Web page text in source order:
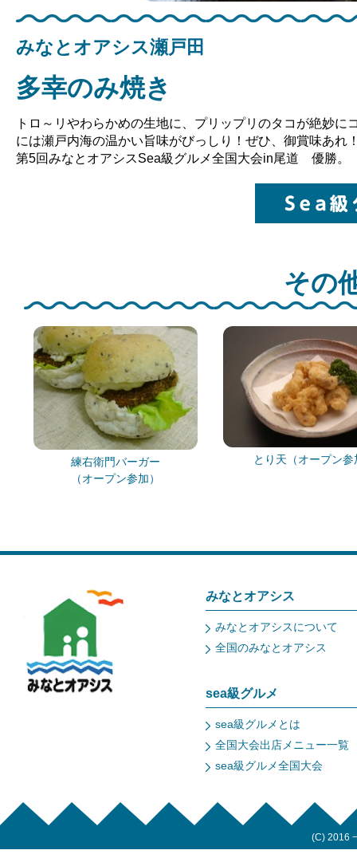
みなとオアシス瀬戸田
多幸のみ焼き
トロ～リやわらかめの生地に、プリップリのタコが絶妙
には瀬戸内海の温かい旨味がびっしり！ぜひ、御賞味あれ
第5回みなとオアシスSea級グルメ全国大会in尾道 優勝。
その
練右衛門バーガー
（オープン参加）
とり天（オープン参
みなとオアシス
みなとオアシスについて
全国のみなとオアシス
sea級グルメ
sea級グルメとは
全国大会出店メニュー一覧
sea級グルメ全国大会
(C) 2016